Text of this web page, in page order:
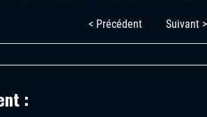
< Précédent Suivant >
: